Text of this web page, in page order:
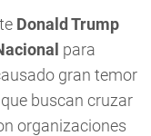
Donald Trump
para
gran temor
que buscan cruzar
organizaciones